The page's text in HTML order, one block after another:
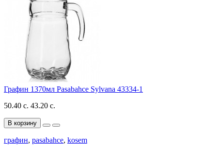
Графин 1370мл Pasabahce Sylvana 43334-1
50.40 с. 43.20 с.
В корзину
графин, pasabahce, kosem